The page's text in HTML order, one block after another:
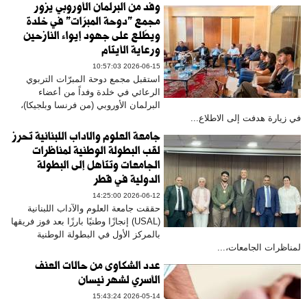
​وفد من البرلمان الأوروبي يزور
مجمع "دوحة المبرّات" في خلدة
ويطّلع على جهود إيواء النازحين
ورعاية الأيتام
2026-06-15 10:57:03
​استقبل مجمع دوحة المبرّات التربوي
الرعائي في خلدة وفداً من أعضاء
البرلمان الأوروبي (من فرنسا وبلجيكا)،
في زيارة هدفت إلى الاطلاع...
جامعة العلوم والآداب اللبنانية تحرز
لقب البطولة الوطنية لمناظرات
الجامعات وتتأهل إلى البطولة
الدولية في قطر
2026-06-12 14:25:00
حققت جامعة العلوم والآداب اللبنانية
(USAL) إنجازًا وطنيًا بارزًا بعد فوز فريقها
بالمركز الأول في البطولة الوطنية
لمناظرات الجامعات،...
عدد الشكاوى من حالات العنف
الأسري لشهر نيسان
2026-05-14 15:43:24